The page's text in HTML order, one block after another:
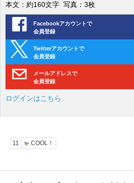
本文：約160文字 写真：3枚
Facebookアカウントで
会員登録
Twitterアカウントで
会員登録
メールアドレスで
会員登録
ログインはこちら
11 COOL！